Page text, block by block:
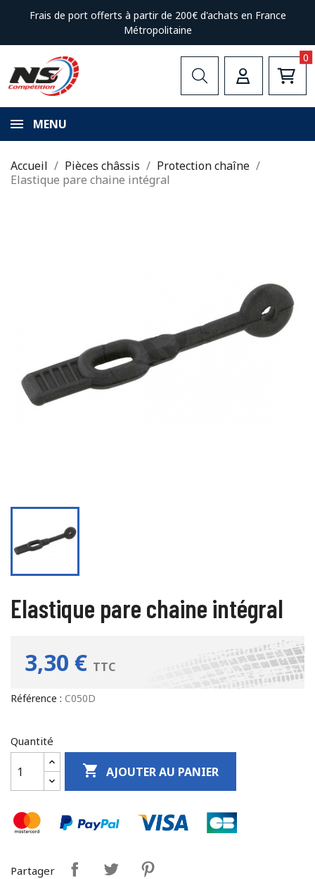
Frais de port offerts à partir de 200€ d'achats en France
Métropolitaine
0
MENU
Accueil Pièces châssis
Protection chaîne
Elastique pare chaine intégral
Elastique pare chaine intégral
3,30 € TTC
Référence : C050D
Quantité
 AJOUTER AU PANIER
Partager